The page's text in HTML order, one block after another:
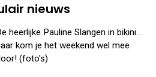
nieuws
heerlijke Pauline Slangen in bikini...
kom je het weekend wel mee
(foto's)